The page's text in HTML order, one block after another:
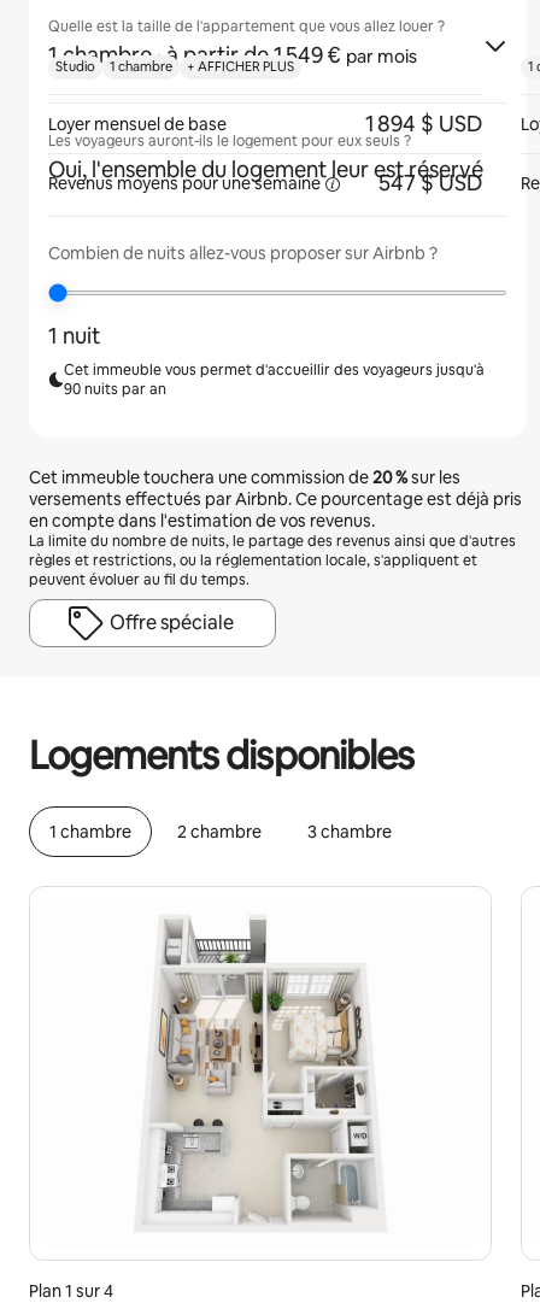
Quelle est la taille de l'appartement que vous allez louer ?
1 chambre · à partir de 1 549 € par mois
Les voyageurs auront-ils le logement pour eux seuls ?
Oui, l'ensemble du logement leur est réservé
Combien de nuits allez-vous proposer sur Airbnb ?
1 nuit
Cet immeuble vous permet d'accueillir des voyageurs jusqu'à
90 nuits par an
Cet immeuble touchera une commission de20 %sur les
versements effectués par Airbnb. Ce pourcentage est déjà pris
en compte dans l'estimation de vos revenus.
La limite du nombre de nuits, le partage des revenus ainsi que d'autres
règles et restrictions, ou la réglementation locale, s'appliquent et
peuvent évoluer au fil du temps.
Offre spéciale
Logements disponibles
1 chambre 2 chambre 3 chambre
Plan 1 sur 4
Studio 1 chambre + AFFICHER PLUS
Loyer mensuel de base 1 894 $ USD
Revenus moyens pour unesemaine 547 $ USD
1